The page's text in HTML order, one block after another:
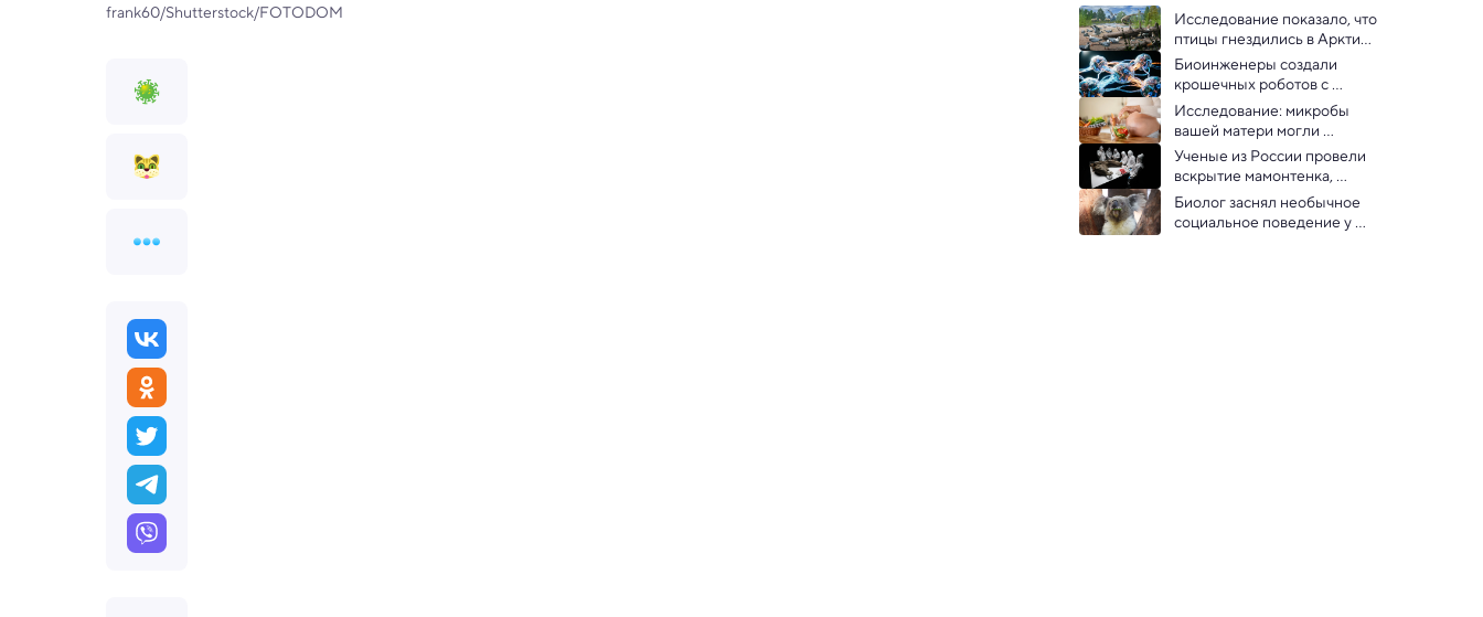
frank60/Shutterstock/FOTODOM
Исследование показало, что
птицы гнездились в Арктике
вместе с динозаврами
Биоинженеры создали
крошечных роботов с
нервной системой
Исследование: микробы
вашей матери могли
повлиять на развитие
вашего мозга
Ученые из России провели
вскрытие мамонтенка,
сохранившегося в вечной
мерзлоте
Биолог заснял необычное
социальное поведение у